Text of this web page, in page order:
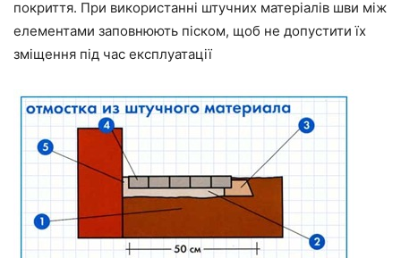
покриття. При використанні штучних матеріалів шви між
елементами заповнюють піском, щоб не допустити їх
зміщення під час експлуатації